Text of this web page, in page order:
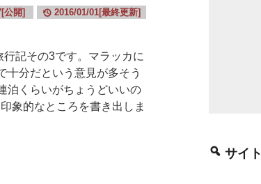
公開] 2016/01/01[最終更新]
記その3です。マラッカに
十分だという意見が多そう
泊くらいがちょうどいいの
象的なところを書き出しま
サイ